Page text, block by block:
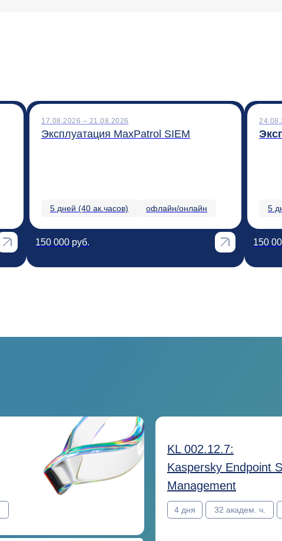
17.08.2026 – 21.08.2026
Эксплуатация MaxPatrol SIEM
5 дней (40 ак.часов) офлайн/онлайн
150 000 руб.
5
150
KL 002.12.7:
Kaspersky Endpoint
Management
32 академ. ч.
4 дня